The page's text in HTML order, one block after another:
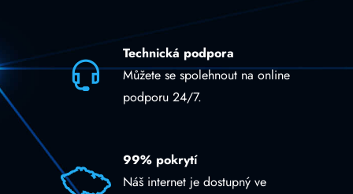
Technická podpora
Můžete se spolehnout na online
podporu 24/7.
99% pokrytí
Náš internet je dostupný ve